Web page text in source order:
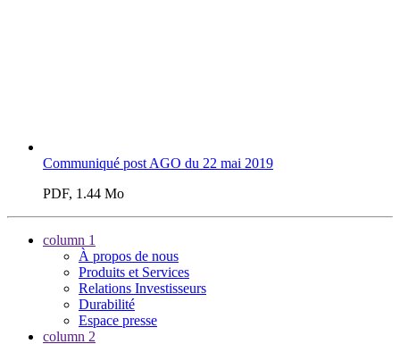
Communiqué post AGO du 22 mai 2019
PDF, 1.44 Mo
column 1
À propos de nous
Produits et Services
Relations Investisseurs
Durabilité
Espace presse
column 2